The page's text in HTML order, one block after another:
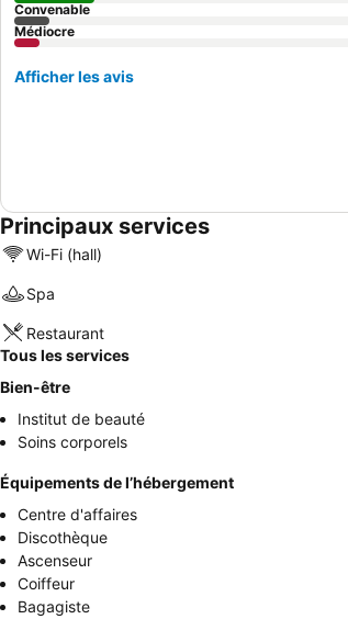
Convenable
Médiocre
Afficher les avis
Principaux services
Wi-Fi (hall)
Spa
Restaurant
Tous les services
Bien-être
Institut de beauté
Soins corporels
Équipements de l’hébergement
Centre d'affaires
Discothèque
Ascenseur
Coiffeur
Bagagiste